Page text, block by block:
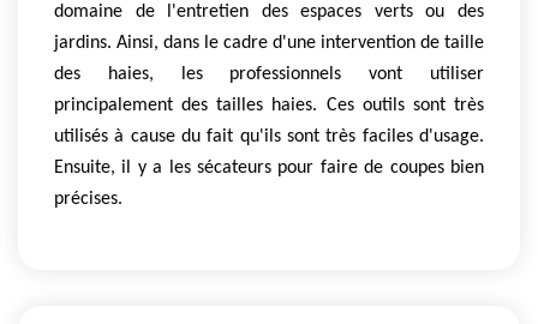
domaine de l'entretien des espaces verts ou des
jardins. Ainsi, dans le cadre d'une intervention de taille
des haies, les professionnels vont utiliser
principalement des tailles haies. Ces outils sont très
utilisés à cause du fait qu'ils sont très faciles d'usage.
Ensuite, il y a les sécateurs pour faire de coupes bien
précises.